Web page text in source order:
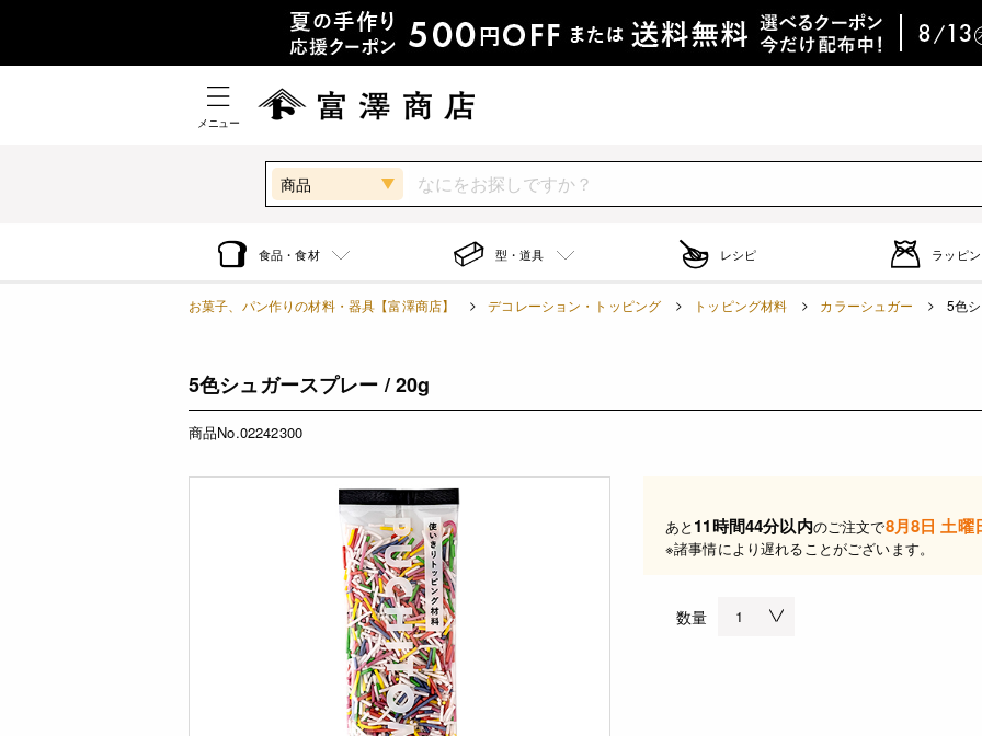
メニュー
商品
食品・食材 型・道具 レシピ ラッピ
お菓子、パン作りの材料・器具【富澤商店】 デコレーション・トッピング トッピング材料 カラーシュガー 5色
5色シュガースプレー / 20g
商品No.02242300
あと 11時間44分以内のご注文で8月8日 土曜
※諸事情により遅れることがございます。
数量